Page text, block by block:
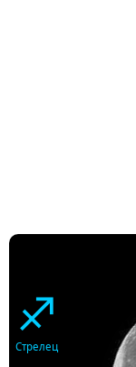
♐
Стрелец